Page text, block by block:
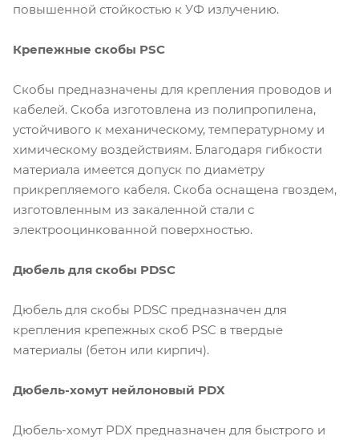
повышенной стойкостью к УФ излучению.
Крепежные скобы PSC
Cкобы предназначены для крепления проводов и
кабелей. Скоба изготовлена из полипропилена,
устойчивого к механическому, температурному и
химическому воздействиям. Благодаря гибкости
материала имеется допуск по диаметру
прикрепляемого кабеля. Скоба оснащена гвоздем,
изготовленным из закаленной стали с
электрооцинкованной поверхностью.
Дюбель для скобы PDSC
Дюбель для скобы PDSC предназначен для
крепления крепежных скоб PSC в твердые
материалы (бетон или кирпич).
Дюбель-хомут нейлоновый PDX
Дюбель-хомут PDX предназначен для быстрого и